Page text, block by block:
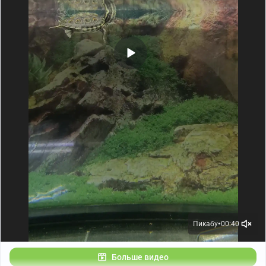
Всё брала из головы, из опыта рукожопства у меня в
наличии только всякие там вязания/вышивания/
бусики, особого опыта художественного выпиливания
по трубам у меня нет, поэтому делайте скидку на это.
Итак.
Рецепт приготовления острова для Тортиллочки:
Ингредиенты:
- говно и палки
- трубы пвх 20 мм;
- крупный песок/мелкие камни для начинки
(утяжеляем, чтобы не плавало);
Пикабу●00:40
Больше видео